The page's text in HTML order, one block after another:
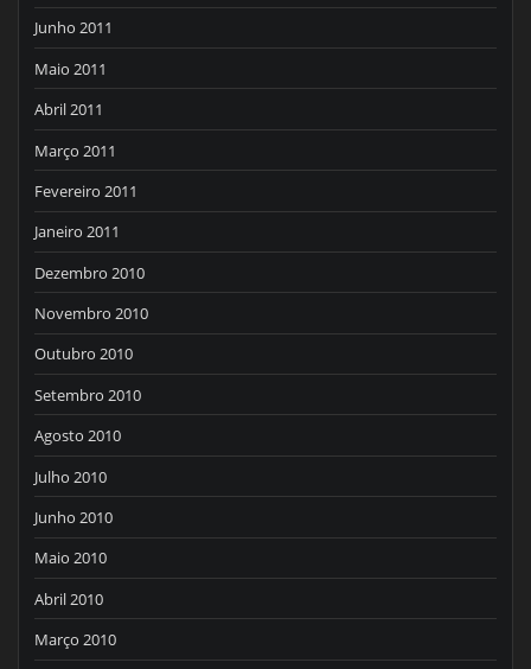
Junho 2011
Maio 2011
Abril 2011
Março 2011
Fevereiro 2011
Janeiro 2011
Dezembro 2010
Novembro 2010
Outubro 2010
Setembro 2010
Agosto 2010
Julho 2010
Junho 2010
Maio 2010
Abril 2010
Março 2010